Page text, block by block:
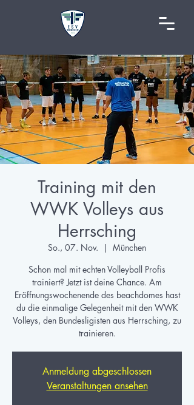
Training mit den
WWK Volleys aus
Herrsching
So., 07. Nov.
  |
München
Schon mal mit echten Volleyball Profis
trainiert? Jetzt ist deine Chance. Am
Eröffnungswochenende des beachdomes hast
du die einmalige Gelegenheit mit den WWK
Volleys, den Bundesligisten aus Herrsching, zu
trainieren.
Anmeldung abgeschlossen
Veranstaltungen ansehen